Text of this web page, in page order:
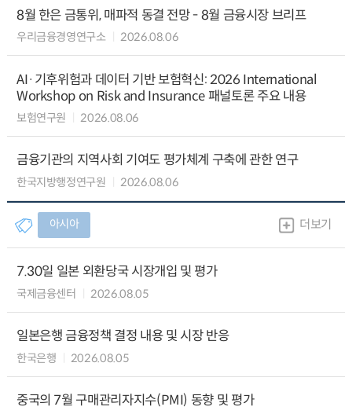
8월 한은 금통위, 매파적 동결 전망 - 8월 금융시장 브리프
우리금융경영연구소 2026.08.06
AI·기후위험과 데이터 기반 보험혁신: 2026 International
Workshop on Risk and Insurance 패널토론 주요 내용
보험연구원 2026.08.06
금융기관의 지역사회 기여도 평가체계 구축에 관한 연구
한국지방행정연구원 2026.08.06
아시아 더보기
7.30일 일본 외환당국 시장개입 및 평가
국제금융센터 2026.08.05
일본은행 금융정책 결정 내용 및 시장 반응
한국은행 2026.08.05
중국의 7월 구매관리자지수(PMI) 동향 및 평가